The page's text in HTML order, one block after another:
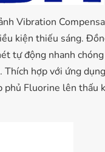
Vibration
kiện thiếu sáng.
tự động nhanh
hợp với ứng
Fluorine lên thấu